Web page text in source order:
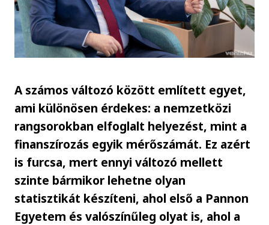
A számos változó között említett egyet,
ami különösen érdekes: a nemzetközi
rangsorokban elfoglalt helyezést, mint a
finanszírozás egyik mérőszámát. Ez azért
is furcsa, mert ennyi változó mellett
szinte bármikor lehetne olyan
statisztikát készíteni, ahol első a Pannon
Egyetem és valószínűleg olyat is, ahol a